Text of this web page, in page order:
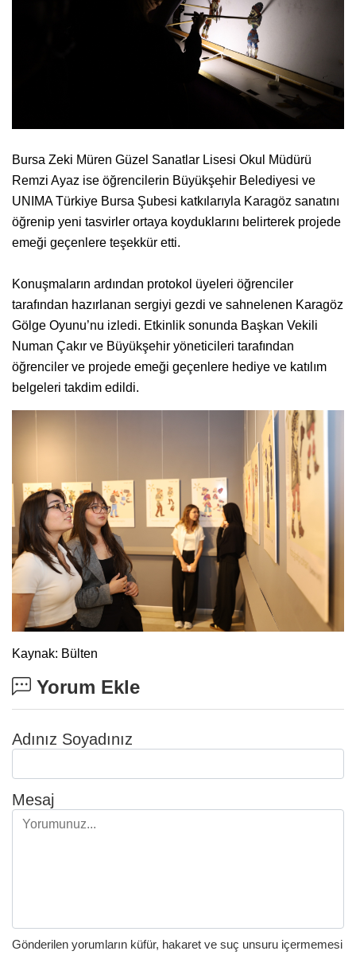
Bursa Zeki Müren Güzel Sanatlar Lisesi Okul Müdürü
Remzi Ayaz ise öğrencilerin Büyükşehir Belediyesi ve
UNIMA Türkiye Bursa Şubesi katkılarıyla Karagöz sanatını
öğrenip yeni tasvirler ortaya koyduklarını belirterek projede
emeği geçenlere teşekkür etti.
Konuşmaların ardından protokol üyeleri öğrenciler
tarafından hazırlanan sergiyi gezdi ve sahnelenen Karagöz
Gölge Oyunu’nu izledi. Etkinlik sonunda Başkan Vekili
Numan Çakır ve Büyükşehir yöneticileri tarafından
öğrenciler ve projede emeği geçenlere hediye ve katılım
belgeleri takdim edildi.
Kaynak: Bülten
Yorum Ekle
Adınız Soyadınız
Mesaj
Gönderilen yorumların küfür, hakaret ve suç unsuru içermemesi